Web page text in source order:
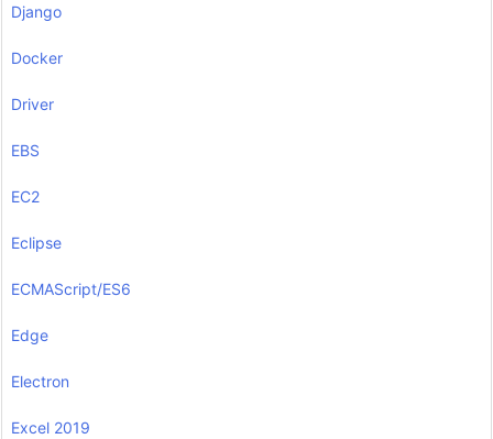
Django
Docker
Driver
EBS
EC2
Eclipse
ECMAScript/ES6
Edge
Electron
Excel 2019